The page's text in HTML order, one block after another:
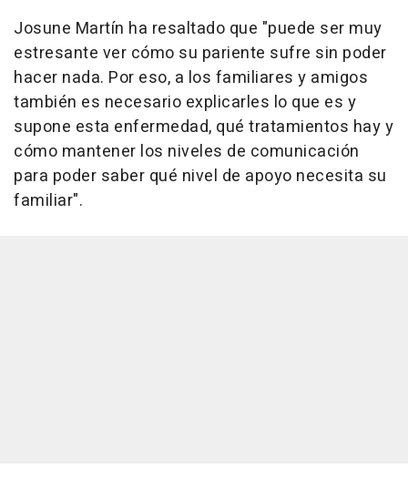
Josune Martín ha resaltado que "puede ser muy
estresante ver cómo su pariente sufre sin poder
hacer nada. Por eso, a los familiares y amigos
también es necesario explicarles lo que es y
supone esta enfermedad, qué tratamientos hay y
cómo mantener los niveles de comunicación
para poder saber qué nivel de apoyo necesita su
familiar".